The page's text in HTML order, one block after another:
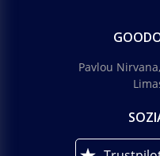
Pavlou